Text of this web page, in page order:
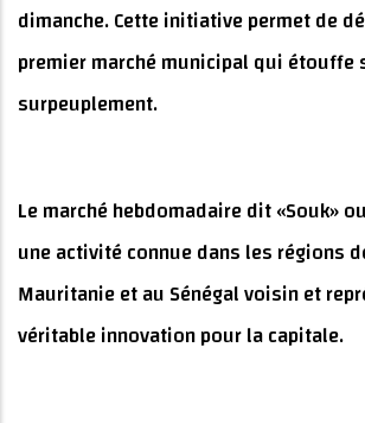
dimanche. Cette initiative permet de
premier marché municipal qui
surpeuplement.
Le marché hebdomadaire dit «Souk»
une activité connue dans les régions
Mauritanie et au Sénégal voisin et
véritable innovation pour la capitale.